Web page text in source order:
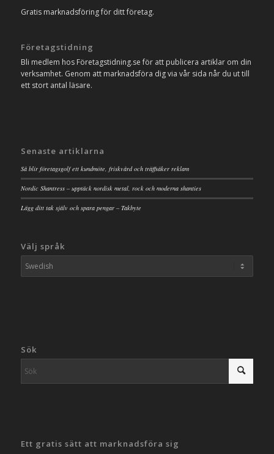
Gratis marknadsföring för ditt företag.
Företagstidning
Bli medlem hos Företagstidning.se för att publicera artiklar om din
verksamhet. Genom att marknadsföra dig via vår sida når du ut till
ett stort antal läsare.
Senaste artiklarna
Så blir företagsgolf ett kundmöte, friskvård och träffsäker reklam
Nordic Shantress – upptäck nordisk metal, rock och moderna shanties
Lägg ditt tak själv och spara pengar – Takbyte
Välj språk
Sök
Ett gratis sätt att marknadsföra sig